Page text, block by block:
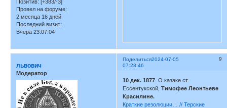
Позитив: [+383/-3]
Провел на форуме:
2 месяца 16 дней
Последний визит:
Вчера 23:07:04
Поделиться 9
2024-07-05
07:28:46
львович
Модератор
10 дек. 1877 . О казаке ст.
Ессентукской,Тимофее Леонтьеве
Красилине.
Краткие резолюции… // Терские